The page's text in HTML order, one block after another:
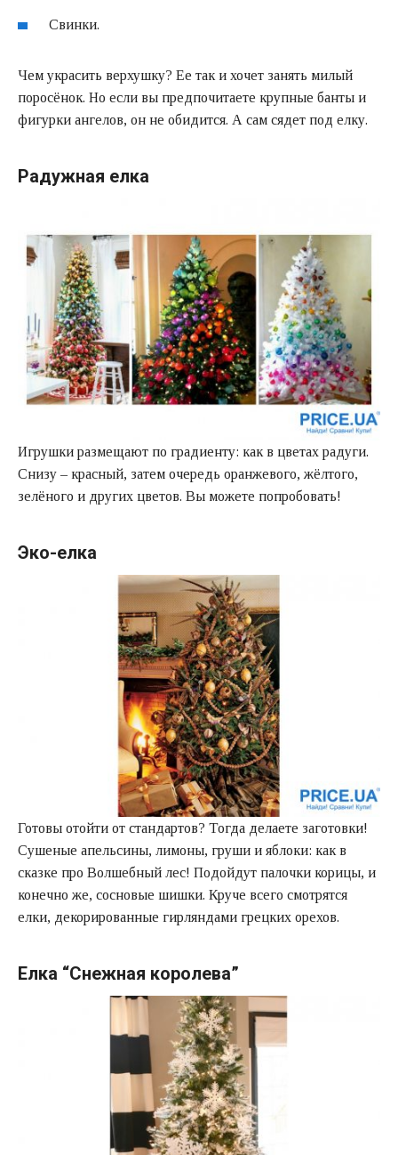
Свинки.
Чем украсить верхушку? Ее так и хочет занять милый
поросёнок. Но если вы предпочитаете крупные банты и
фигурки ангелов, он не обидится. А сам сядет под елку.
Радужная елка
Игрушки размещают по градиенту: как в цветах радуги.
Снизу – красный, затем очередь оранжевого, жёлтого,
зелёного и других цветов. Вы можете попробовать!
Эко-елка
Готовы отойти от стандартов? Тогда делаете заготовки!
Сушеные апельсины, лимоны, груши и яблоки: как в
сказке про Волшебный лес! Подойдут палочки корицы, и
конечно же, сосновые шишки. Круче всего смотрятся
елки, декорированные гирляндами грецких орехов.
Елка “Снежная королева”